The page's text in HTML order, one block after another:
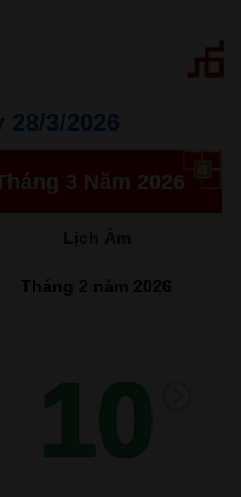
3/2026
3 Năm 2026
Tháng 2 năm 2026
10